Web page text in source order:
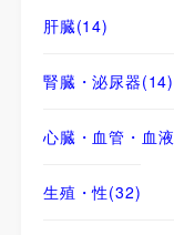
肝臓(14)
腎臓・泌尿器(14)
心臓・血管・血液
生殖・性(32)